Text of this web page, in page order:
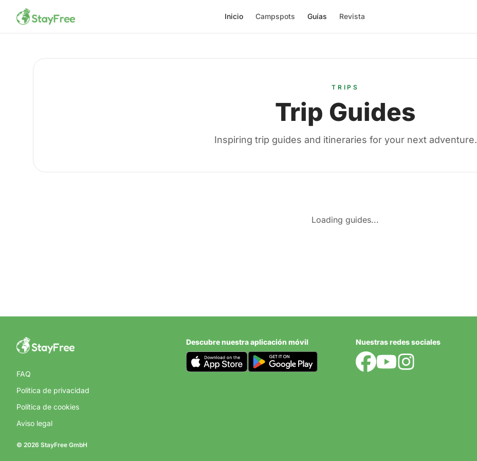
Inicio Campspots Guías Revista
TRIPS
Trip Guides
Inspiring trip guides and itineraries for your next adventure.
Loading guides...
FAQ
Política de privacidad
Política de cookies
Aviso legal
© 2026 StayFree GmbH
Descubre nuestra aplicación móvil Nuestras redes sociales